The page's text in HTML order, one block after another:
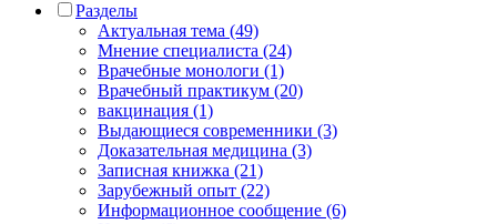
Разделы
Актуальная тема (49)
Мнение специалиста (24)
Врачебные монологи (1)
Врачебный практикум (20)
вакцинация (1)
Выдающиеся современники (3)
Доказательная медицина (3)
Записная книжка (21)
Зарубежный опыт (22)
Информационное сообщение (6)